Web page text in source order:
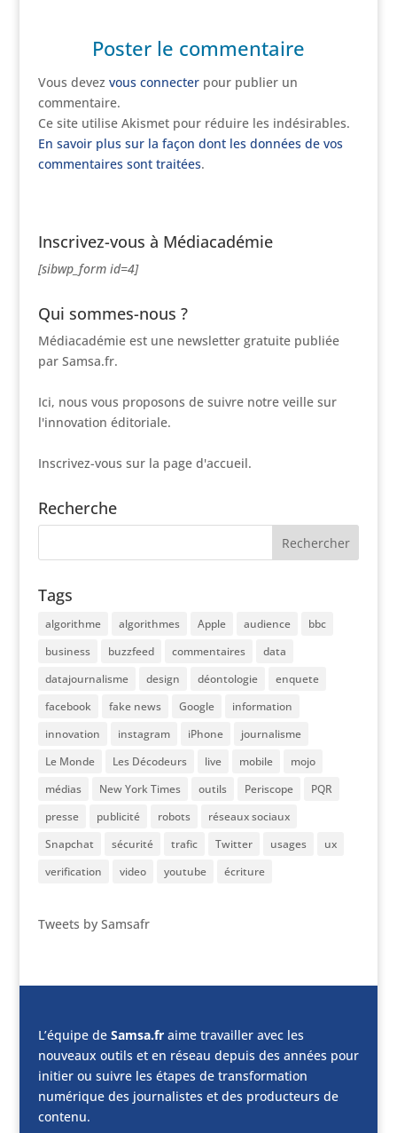
Poster le commentaire
Vous devez vous connecterpour publier un
commentaire.
Ce site utilise Akismet pour réduire les indésirables.
En savoir plus sur la façon dont les données de vos
commentaires sont traitées.
Inscrivez-vous à Médiacadémie
[sibwp_form id=4]
Qui sommes-nous ?
Médiacadémie est une newsletter gratuite publiée
par Samsa.fr.
Ici, nous vous proposons de suivre notre veille sur
l'innovation éditoriale.
Inscrivez-vous sur la page d'accueil.
Recherche
Tags
algorithme algorithmes Apple audience
bbc
business
buzzfeed commentaires
data
datajournalisme
design déontologie
enquete
facebook
fake news Google
information
innovation
instagram iPhone
journalisme
Le Monde
Les Décodeurs live mobile
mojo
médias
New York Times outils Periscope
PQR
presse
publicité robots
réseaux sociaux
Snapchat
sécurité trafic Twitter usages
ux
verification
video youtube écriture
Tweets by Samsafr
L’équipe de Samsa.fraime travailler avec les
nouveaux outils et en réseau depuis des années pour
initier ou suivre les étapes de transformation
numérique des journalistes et des producteurs de
contenu.